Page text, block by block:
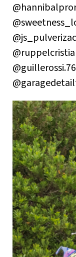
@guillerossi.76